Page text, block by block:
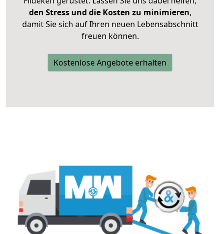
den Stress und die Kosten zu minimieren,
damit Sie sich auf Ihren neuen Lebensabschnitt
freuen können.
Kostenlose Angebote erhalten